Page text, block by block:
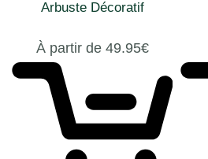
Arbuste Décoratif
À partir de 49.95€